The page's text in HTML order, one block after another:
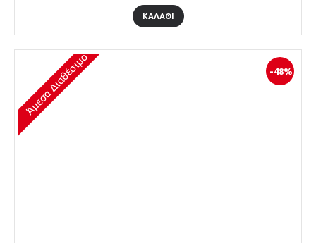
ΚΑΛΆΘΙ
-48%
Άμεσα Διαθέσιμο